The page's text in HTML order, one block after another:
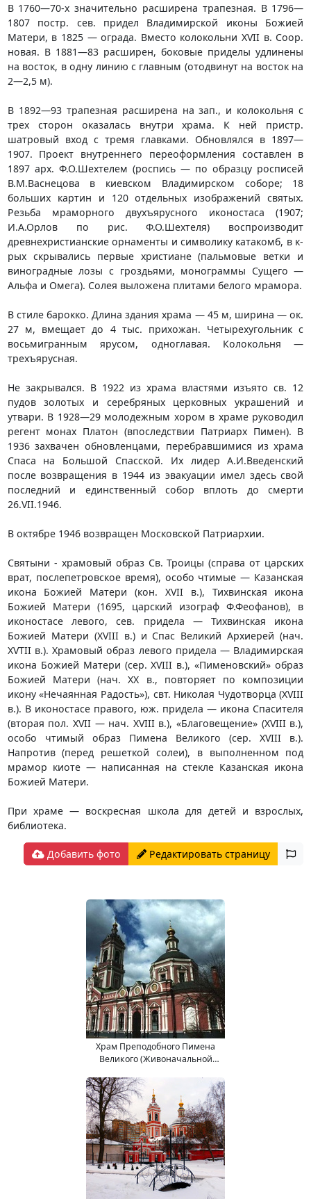
В 1760—70-х значительно расширена трапезная. В 1796—
1807 постр. сев. придел Владимирской иконы Божией
Матери, в 1825 — ограда. Вместо колокольни XVII в. Coop.
новая. В 1881—83 расширен, боковые приделы удлинены
на восток, в одну линию с главным (отодвинут на восток на
2—2,5 м).
В 1892—93 трапезная расширена на зап., и колокольня с
трех сторон оказалась внутри храма. К ней пристр.
шатровый вход с тремя главками. Обновлялся в 1897—
1907. Проект внутреннего переоформления составлен в
1897 арх. Ф.О.Шехтелем (роспись — по образцу росписей
В.М.Васнецова в киевском Владимирском соборе; 18
больших картин и 120 отдельных изображений святых.
Резьба мраморного двухъярусного иконостаса (1907;
И.А.Орлов по рис. Ф.О.Шехтеля) воспроизводит
древнехристианские орнаменты и символику катакомб, в к-
рых скрывались первые христиане (пальмовые ветки и
виноградные лозы с гроздьями, монограммы Сущего —
Альфа и Омега). Солея выложена плитами белого мрамора.
В стиле барокко. Длина здания храма — 45 м, ширина — ок.
27 м, вмещает до 4 тыс. прихожан. Четырехугольник с
восьмигранным ярусом, одноглавая. Колокольня —
трехъярусная.
Не закрывался. В 1922 из храма властями изъято св. 12
пудов золотых и серебряных церковных украшений и
утвари. В 1928—29 молодежным хором в храме руководил
регент монах Платон (впоследствии Патриарх Пимен). В
1936 захвачен обновленцами, перебравшимися из храма
Спаса на Большой Спасской. Их лидер А.И.Введенский
после возвращения в 1944 из эвакуации имел здесь свой
последний и единственный собор вплоть до смерти
26.VII.1946.
В октябре 1946 возвращен Московской Патриархии.
Святыни - храмовый образ Св. Троицы (справа от царских
врат, послепетровское время), особо чтимые — Казанская
икона Божией Матери (кон. XVII в.), Тихвинская икона
Божией Матери (1695, царский изограф Ф.Феофанов), в
иконостасе левого, сев. придела — Тихвинская икона
Божией Матери (XVIII в.) и Спас Великий Архиерей (нач.
XVTII в.). Храмовый образ левого придела — Владимирская
икона Божией Матери (сер. XVIII в.), «Пименовский» образ
Божией Матери (нач. XX в., повторяет по композиции
икону «Нечаянная Радость»), свт. Николая Чудотворца (XVIII
в.). В иконостасе правого, юж. придела — икона Спасителя
(вторая пол. XVII — нач. XVIII в.), «Благовещение» (XVIII в.),
особо чтимый образ Пимена Великого (сер. XVIII в.).
Напротив (перед решеткой солеи), в выполненном под
мрамор киоте — написанная на стекле Казанская икона
Божией Матери.
При храме — воскресная школа для детей и взрослых,
библиотека.
Добавить фото Редактировать страницу
Храм Преподобного Пимена
Великого (Живоначальной